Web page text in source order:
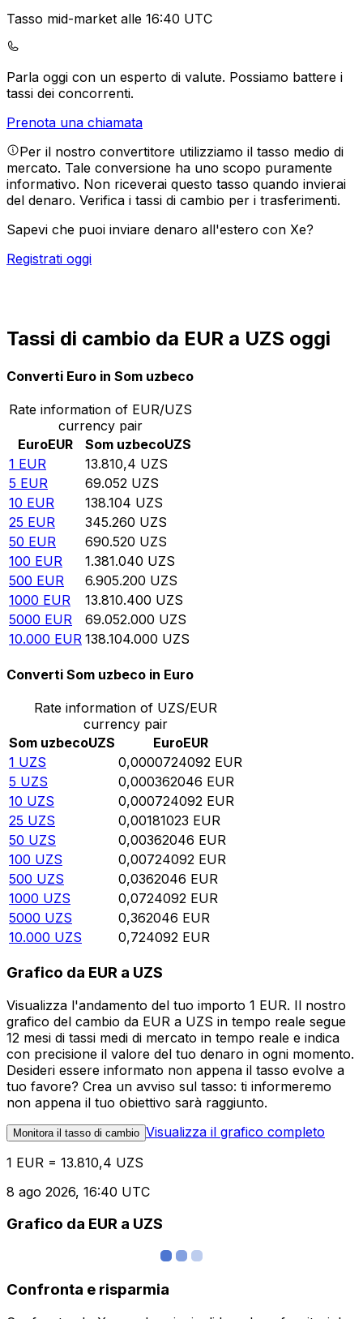
Tasso mid-market alle 16:40 UTC
Parla oggi con un esperto di valute. Possiamo battere i
tassi dei concorrenti.
Prenota una chiamata
Per il nostro convertitore utilizziamo il tasso medio di
mercato. Tale conversione ha uno scopo puramente
informativo. Non riceverai questo tasso quando invierai
del denaro. Verifica i tassi di cambio per i trasferimenti.
Sapevi che puoi inviare denaro all'estero con Xe?
Registrati oggi
Tassi di cambio da EUR a UZS oggi
Converti Euro in Som uzbeco
Rate information of EUR/UZS
currency pair
EuroEUR Som uzbecoUZS
1 EUR 13.810,4 UZS
5 EUR 69.052 UZS
10 EUR 138.104 UZS
25 EUR 345.260 UZS
50 EUR 690.520 UZS
100 EUR 1.381.040 UZS
500 EUR 6.905.200 UZS
1000 EUR 13.810.400 UZS
5000 EUR 69.052.000 UZS
10.000 EUR 138.104.000 UZS
Converti Som uzbeco in Euro
Rate information of UZS/EUR
currency pair
Som uzbecoUZS EuroEUR
1 UZS 0,0000724092 EUR
5 UZS 0,000362046 EUR
10 UZS 0,000724092 EUR
25 UZS 0,00181023 EUR
50 UZS 0,00362046 EUR
100 UZS 0,00724092 EUR
500 UZS 0,0362046 EUR
1000 UZS 0,0724092 EUR
5000 UZS 0,362046 EUR
10.000 UZS 0,724092 EUR
Grafico da EUR a UZS
Visualizza l'andamento del tuo importo 1 EUR. Il nostro
grafico del cambio da EUR a UZS in tempo reale segue
12 mesi di tassi medi di mercato in tempo reale e indica
con precisione il valore del tuo denaro in ogni momento.
Desideri essere informato non appena il tasso evolve a
tuo favore? Crea un avviso sul tasso: ti informeremo
non appena il tuo obiettivo sarà raggiunto.
Monitora il tasso di cambio Visualizza il grafico completo
1 EUR = 13.810,4 UZS
8 ago 2026, 16:40 UTC
Grafico da EUR a UZS
Confronta e risparmia